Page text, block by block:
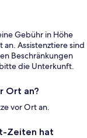
Gebühr in Höhe
an. Assistenztiere sind
Beschränkungen
die Unterkunft.
Ort an?
vor Ort an.
Zeiten hat